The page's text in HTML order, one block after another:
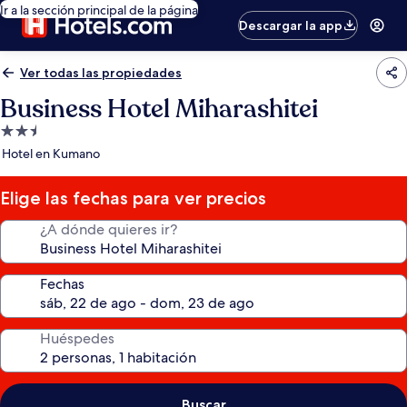
Ir a la sección principal de la página
Descargar la app
Ver todas las propiedades
Business Hotel Miharashitei
Propiedad
de
estrellas
Hotel en Kumano
Elige las fechas para ver precios
¿A dónde quieres ir?
Fechas
Huéspedes